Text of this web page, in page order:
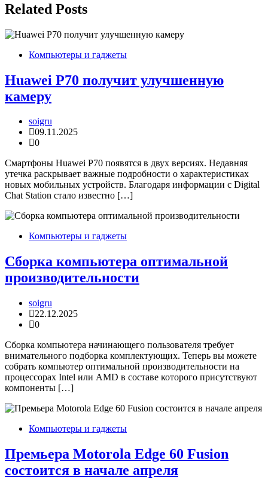
Related Posts
Компьютеры и гаджеты
Huawei P70 получит улучшенную
камеру
soigru
09.11.2025
0
Смартфоны Huawei P70 появятся в двух версиях. Недавняя
утечка раскрывает важные подробности о характеристиках
новых мобильных устройств. Благодаря информации с Digital
Chat Station стало известно […]
Компьютеры и гаджеты
Сборка компьютера оптимальной
производительности
soigru
22.12.2025
0
Сборка компьютера начинающего пользователя требует
внимательного подборка комплектующих. Теперь вы можете
собрать компьютер оптимальной производительности на
процессорах Intel или AMD в составе которого присутствуют
компоненты […]
Компьютеры и гаджеты
Премьера Motorola Edge 60 Fusion
состоится в начале апреля